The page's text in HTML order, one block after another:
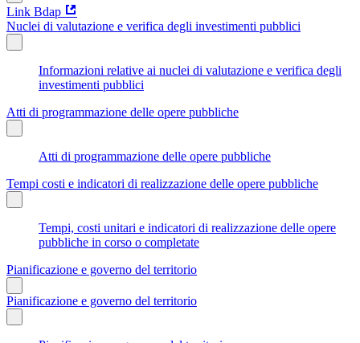
Link Bdap
Nuclei di valutazione e verifica degli investimenti pubblici
Informazioni relative ai nuclei di valutazione e verifica degli
investimenti pubblici
Atti di programmazione delle opere pubbliche
Atti di programmazione delle opere pubbliche
Tempi costi e indicatori di realizzazione delle opere pubbliche
Tempi, costi unitari e indicatori di realizzazione delle opere
pubbliche in corso o completate
Pianificazione e governo del territorio
Pianificazione e governo del territorio